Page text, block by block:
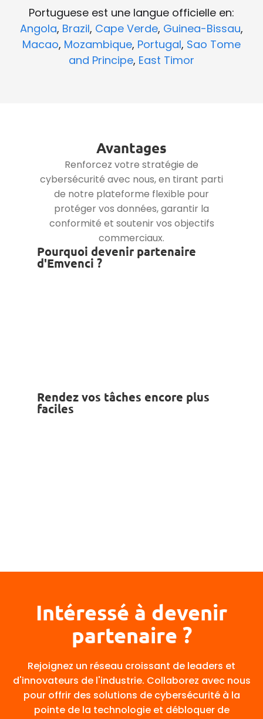
Portuguese est une langue officielle en:
Angola, Brazil, Cape Verde, Guinea-Bissau,
Macao, Mozambique, Portugal, Sao Tome
and Principe, East Timor
Avantages
Renforcez votre stratégie de
cybersécurité avec nous, en tirant parti
de notre plateforme flexible pour
protéger vos données, garantir la
conformité et soutenir vos objectifs
commerciaux.
Pourquoi devenir partenaire
d'Emvenci ?
Rendez vos tâches encore plus
faciles
Intéressé à devenir
partenaire ?
Rejoignez un réseau croissant de leaders et
d'innovateurs de l'industrie. Collaborez avec nous
pour offrir des solutions de cybersécurité à la
pointe de la technologie et débloquer de